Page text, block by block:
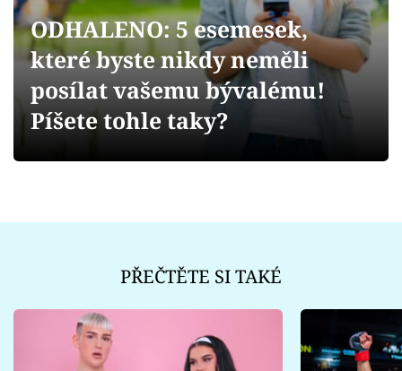
Videa
Sledujte prima+
ODHALENO: 5 esemesek,
které byste nikdy neměli
posílat vašemu bývalému!
Píšete tohle taky?
PŘEČTĚTE SI TAKÉ